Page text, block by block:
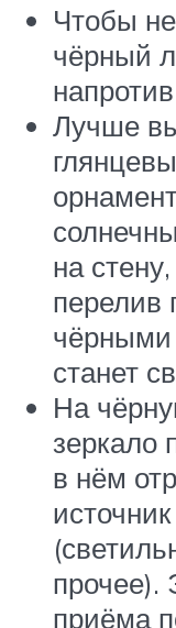
Чтобы
чёрный
Лучше
на
перелив
чёрными
станет
На
зеркало
в нём
прочее).
приёма